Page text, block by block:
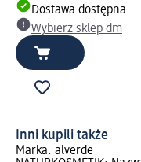
Dostawa dostępna
Wybierz sklep dm
Inni kupili także
Marka: alverde